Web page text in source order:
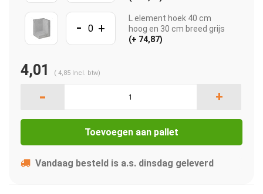
- +
L element hoek 40 cm
hoog en 30 cm breed grijs
(+ 74,87)
4,01 ( 4,85 Incl. btw)
- +
Toevoegen aan pallet
Vandaag besteld is a.s. dinsdag geleverd